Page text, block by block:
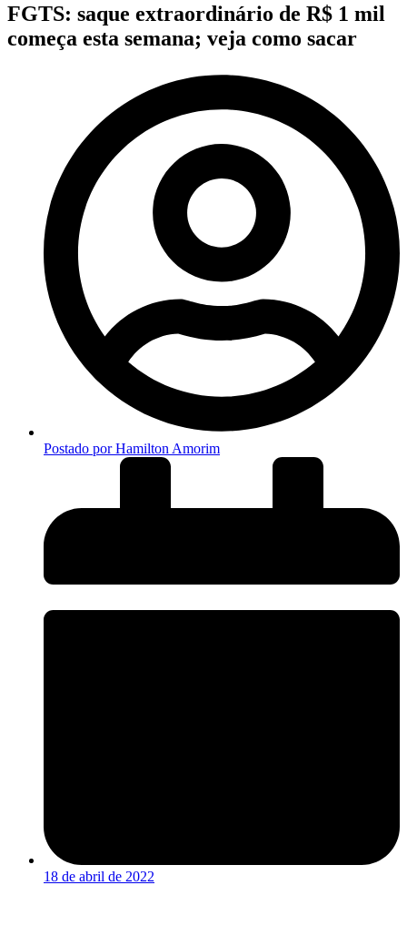
FGTS: saque extraordinário de R$ 1 mil
começa esta semana; veja como sacar
Postado porHamilton Amorim
18 de abril de 2022